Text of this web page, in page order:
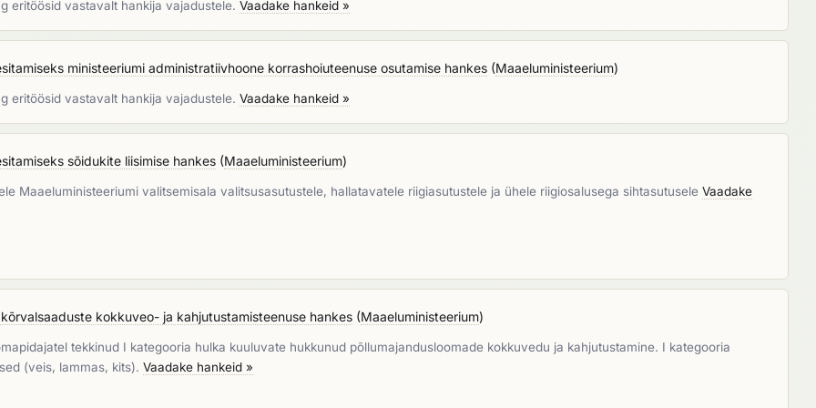
eritöösid vastavalt hankija vajadustele. Vaadake hankeid »
ministeeriumi administratiivhoone korrashoiuteenuse osutamise hankes (Maaeluministeerium)
eritöösid vastavalt hankija vajadustele. Vaadake hankeid »
sõidukite liisimise hankes (Maaeluministeerium)
Maaeluministeeriumi valitsemisala valitsusasutustele, hallatavatele riigiasutustele ja ühele riigiosalusega sihtasutusele Vaadake
kokkuveo- ja kahjutustamisteenuse hankes (Maaeluministeerium)
tekkinud I kategooria hulka kuuluvate hukkunud põllumajandusloomade kokkuvedu ja kahjutustamine. I kategooria
(veis, lammas, kits). Vaadake hankeid »